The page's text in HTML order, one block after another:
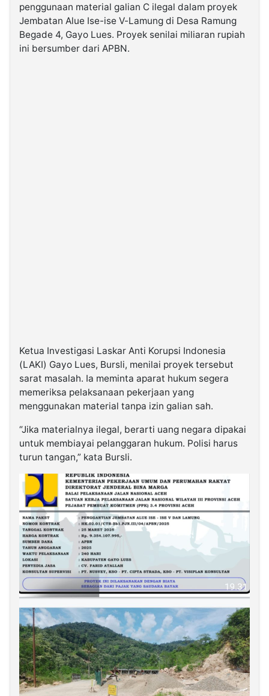
penggunaan material galian C ilegal dalam proyek
Jembatan Alue Ise-ise V-Lamung di Desa Ramung
Begade 4, Gayo Lues. Proyek senilai miliaran rupiah
ini bersumber dari APBN.
Ketua Investigasi Laskar Anti Korupsi Indonesia
(LAKI) Gayo Lues, Bursli, menilai proyek tersebut
sarat masalah. Ia meminta aparat hukum segera
memeriksa pelaksanaan pekerjaan yang
menggunakan material tanpa izin galian sah.
“Jika materialnya ilegal, berarti uang negara dipakai
untuk membiayai pelanggaran hukum. Polisi harus
turun tangan,” kata Bursli.